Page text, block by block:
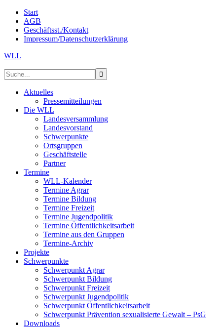
Start
AGB
Geschäftsst./Kontakt
Impressum/Datenschutzerklärung
WLL
Aktuelles
Pressemitteilungen
Die WLL
Landesversammlung
Landesvorstand
Schwerpunkte
Ortsgruppen
Geschäftstelle
Partner
Termine
WLL-Kalender
Termine Agrar
Termine Bildung
Termine Freizeit
Termine Jugendpolitik
Termine Öffentlichkeitsarbeit
Termine aus den Gruppen
Termine-Archiv
Projekte
Schwerpunkte
Schwerpunkt Agrar
Schwerpunkt Bildung
Schwerpunkt Freizeit
Schwerpunkt Jugendpolitik
Schwerpunkt Öffentlichkeitsarbeit
Schwerpunkt Prävention sexualisierte Gewalt – PsG
Downloads